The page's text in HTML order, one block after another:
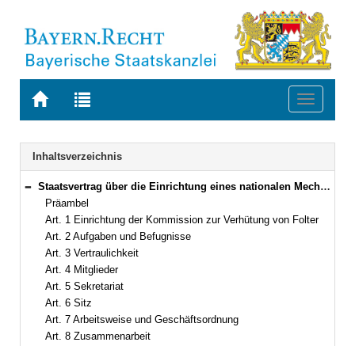
Zur
BAYERN.RECHT
Zur
letzten
Suche
Toggle
Navigation
Inhaltsverzeichnis
Bereich reduzieren
Staatsvertrag über die Einrichtung eines nationalen Mechanismus aller Länder nach Artikel 3 des Fakultativprotokolls vom 18. Dezember 2002 zu dem Übereinkommen der Vereinten Nationen gegen Folter und andere grausame, unmenschliche oder erniedrigende Behandlung oder Strafe Vom 25. Juni 2009 (Art. 1–11)
Präambel
Art. 1 Einrichtung der Kommission zur Verhütung von Folter
Art. 2 Aufgaben und Befugnisse
Art. 3 Vertraulichkeit
Art. 4 Mitglieder
Art. 5 Sekretariat
Art. 6 Sitz
Art. 7 Arbeitsweise und Geschäftsordnung
Art. 8 Zusammenarbeit